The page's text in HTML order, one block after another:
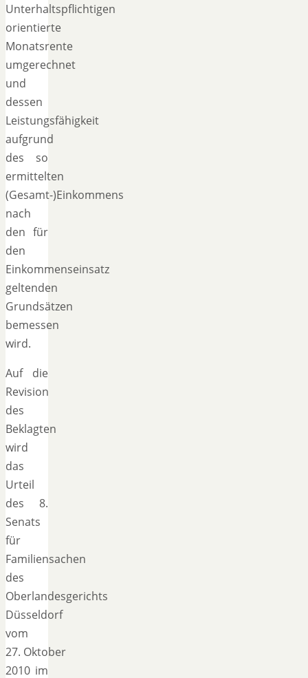
Unterhaltspflichtigen
orientierte
Monatsrente
umgerechnet
und
dessen
Leistungsfähigkeit
aufgrund
des so
ermittelten
(Gesamt-)Einkommens
nach
den für
den
Einkommenseinsatz
geltenden
Grundsätzen
bemessen
wird.
Auf die
Revision
des
Beklagten
wird
das
Urteil
des 8.
Senats
für
Familiensachen
des
Oberlandesgerichts
Düsseldorf
vom
27. Oktober
2010 im